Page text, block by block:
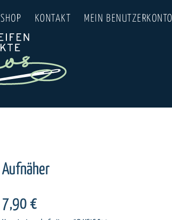
SHOP KONTAKT MEIN BENUTZERKONTO
Aufnäher
7,90 €